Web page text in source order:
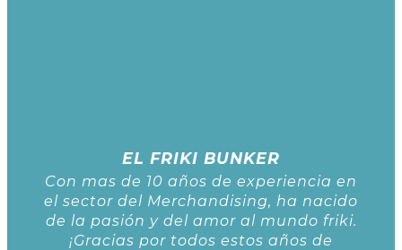
EL FRIKI BUNKER
Con mas de 10 años de experiencia en
el sector del Merchandising, ha nacido
de la pasión y del amor al mundo friki.
¡Gracias por todos estos años de